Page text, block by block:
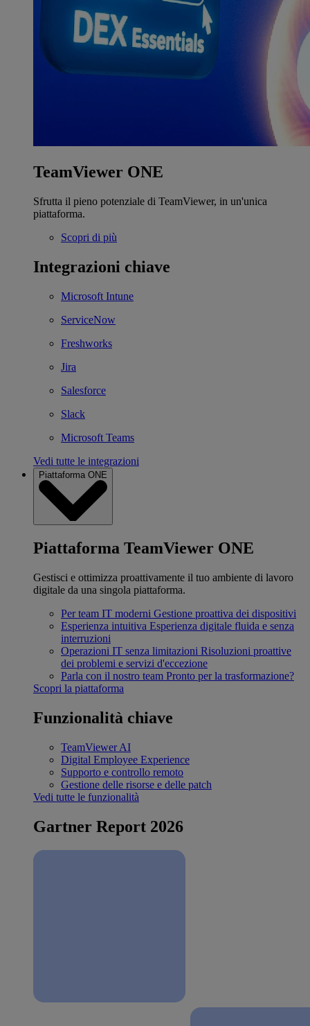
TeamViewer ONE
Sfrutta il pieno potenziale di TeamViewer, in un'unica
piattaforma.
Scopri di più
Integrazioni chiave
Microsoft Intune
ServiceNow
Freshworks
Jira
Salesforce
Slack
Microsoft Teams
Vedi tutte le integrazioni
Piattaforma ONE
Piattaforma TeamViewer ONE
Gestisci e ottimizza proattivamente il tuo ambiente di lavoro
digitale da una singola piattaforma.
Per team IT moderni Gestione proattiva dei dispositivi
Esperienza intuitiva Esperienza digitale fluida e senza
interruzioni
Operazioni IT senza limitazioni Risoluzioni proattive
dei problemi e servizi d'eccezione
Parla con il nostro team Pronto per la trasformazione?
Scopri la piattaforma
Funzionalità chiave
TeamViewer AI
Digital Employee Experience
Supporto e controllo remoto
Gestione delle risorse e delle patch
Vedi tutte le funzionalità
Gartner Report 2026